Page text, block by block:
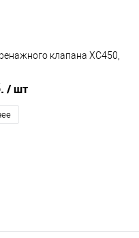
клапана XC450,
/ шт